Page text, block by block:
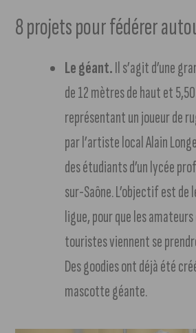
8 projets pour fédérer
Le géant.Il s’agit d’une
de 12 mètres de haut et
représentant un joueur de
par l’artiste local Alain
des étudiants d’un lycée
sur-Saône. L’objectif est
ligue, pour que les
touristes viennent se
Des goodies ont déjà été
mascotte géante.